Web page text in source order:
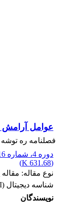
عوامل آرامش
فصلنامه ره توشه
دوره 4، شماره 16
(
631.68 K
)
نوع مقاله:
شناسه دیجیتال (DOI):
نویسندگان